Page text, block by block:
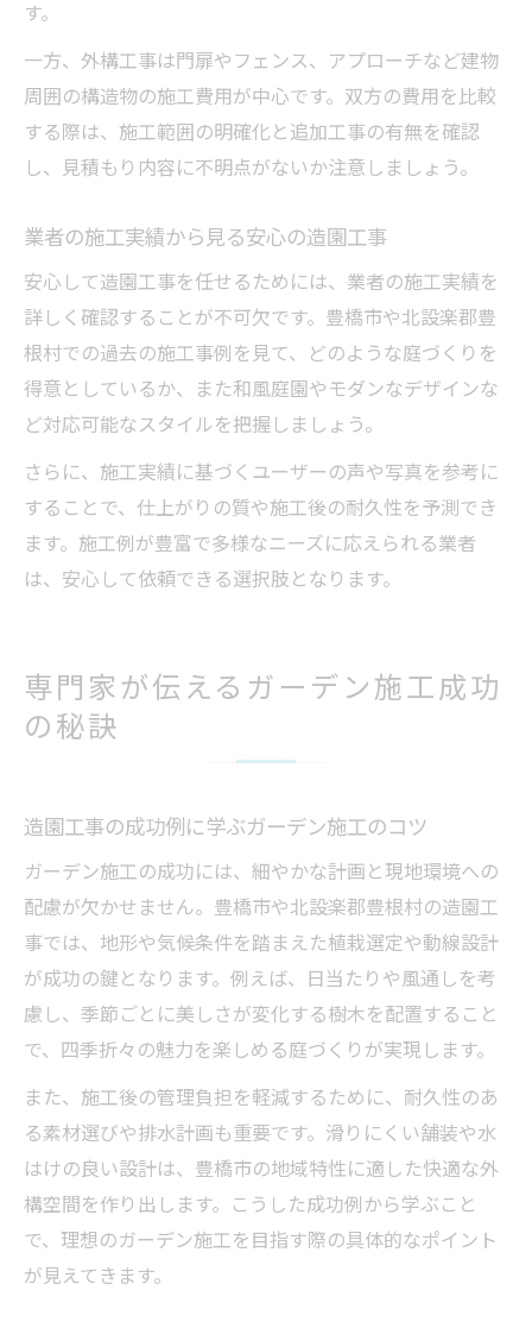
す。
一方、外構工事は門扉やフェンス、アプローチなど建物
周囲の構造物の施工費用が中心です。双方の費用を比較
する際は、施工範囲の明確化と追加工事の有無を確認
し、見積もり内容に不明点がないか注意しましょう。
業者の施工実績から見る安心の造園工事
安心して造園工事を任せるためには、業者の施工実績を
詳しく確認することが不可欠です。豊橋市や北設楽郡豊
根村での過去の施工事例を見て、どのような庭づくりを
得意としているか、また和風庭園やモダンなデザインな
ど対応可能なスタイルを把握しましょう。
さらに、施工実績に基づくユーザーの声や写真を参考に
することで、仕上がりの質や施工後の耐久性を予測でき
ます。施工例が豊富で多様なニーズに応えられる業者
は、安心して依頼できる選択肢となります。
専門家が伝えるガーデン施工成功
の秘訣
造園工事の成功例に学ぶガーデン施工のコツ
ガーデン施工の成功には、細やかな計画と現地環境への
配慮が欠かせません。豊橋市や北設楽郡豊根村の造園工
事では、地形や気候条件を踏まえた植栽選定や動線設計
が成功の鍵となります。例えば、日当たりや風通しを考
慮し、季節ごとに美しさが変化する樹木を配置すること
で、四季折々の魅力を楽しめる庭づくりが実現します。
また、施工後の管理負担を軽減するために、耐久性のあ
る素材選びや排水計画も重要です。滑りにくい舗装や水
はけの良い設計は、豊橋市の地域特性に適した快適な外
構空間を作り出します。こうした成功例から学ぶこと
で、理想のガーデン施工を目指す際の具体的なポイント
が見えてきます。